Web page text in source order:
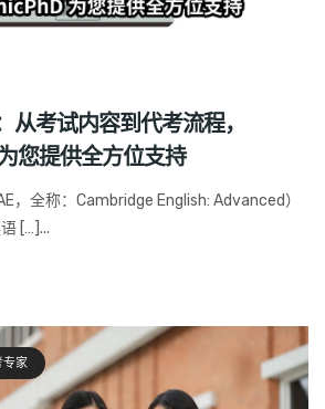
从考试内容到代考流程，
提供全方位支持
，全称：Cambridge English: Advanced）
[…]...
专家